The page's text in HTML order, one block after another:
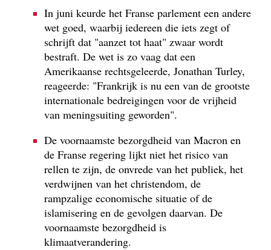
In juni keurde het Franse parlement een andere
wet goed, waarbij iedereen die iets zegt of
schrijft dat "aanzet tot haat" zwaar wordt
bestraft. De wet is zo vaag dat een
Amerikaanse rechtsgeleerde, Jonathan Turley,
reageerde: "Frankrijk is nu een van de grootste
internationale bedreigingen voor de vrijheid
van meningsuiting geworden".
De voornaamste bezorgdheid van Macron en
de Franse regering lijkt niet het risico van
rellen te zijn, de onvrede van het publiek, het
verdwijnen van het christendom, de
rampzalige economische situatie of de
islamisering en de gevolgen daarvan. De
voornaamste bezorgdheid is
klimaatverandering.